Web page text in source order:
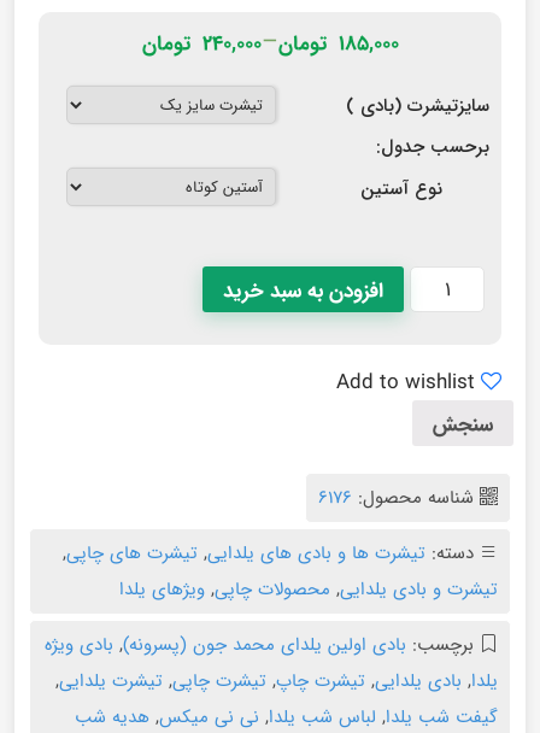
۱۸۵,۰۰۰ تومان–۲۴۰,۰۰۰ تومان
سایزتیشرت (بادی )
برحسب جدول:
نوع آستین
افزودن به سبد خرید
Add to wishlist
سنجش
شناسه محصول: ۶۱۷۶
دسته: تیشرت ها و بادی های یلدایی, تیشرت های چاپی,
تیشرت و بادی یلدایی, محصولات چاپی, ویژهای یلدا
برچسب: بادی اولین یلدای محمد جون (پسرونه), بادی ویژه
یلدا, بادی یلدایی, تیشرت چاپ, تیشرت چاپی, تیشرت یلدایی,
گیفت شب یلدا, لباس شب یلدا, نی نی میکس, هدیه شب